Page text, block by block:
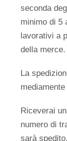
seconda
minimo di 5
lavorativi a
della merce.
La
Riceverai
numero di
sarà spedito.